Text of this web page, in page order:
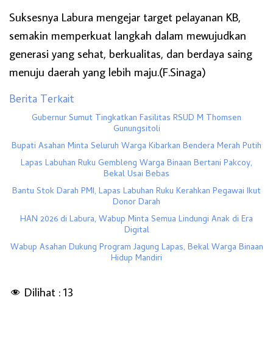
Suksesnya Labura mengejar target pelayanan KB,
semakin memperkuat langkah dalam mewujudkan
generasi yang sehat, berkualitas, dan berdaya saing
menuju daerah yang lebih maju.(F.Sinaga)
Berita Terkait
Gubernur Sumut Tingkatkan Fasilitas RSUD M Thomsen
Gunungsitoli
Bupati Asahan Minta Seluruh Warga Kibarkan Bendera Merah Putih
Lapas Labuhan Ruku Gembleng Warga Binaan Bertani Pakcoy,
Bekal Usai Bebas
Bantu Stok Darah PMI, Lapas Labuhan Ruku Kerahkan Pegawai Ikut
Donor Darah
HAN 2026 di Labura, Wabup Minta Semua Lindungi Anak di Era
Digital
Wabup Asahan Dukung Program Jagung Lapas, Bekal Warga Binaan
Hidup Mandiri
Dilihat : 13